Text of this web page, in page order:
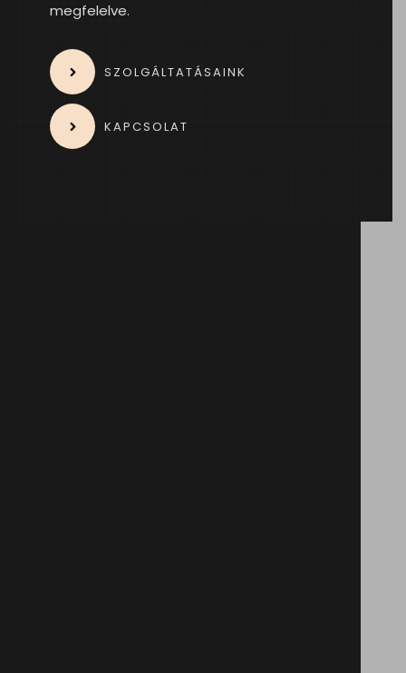
megfelelve.
SZOLGÁLTATÁSAINK
KAPCSOLAT